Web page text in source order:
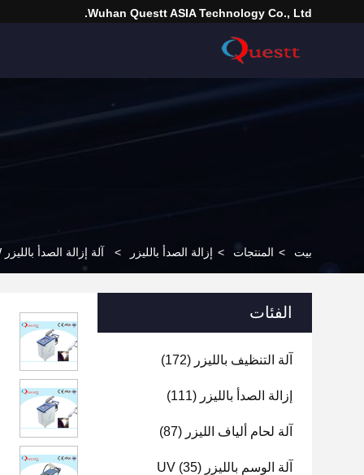
Wuhan Questt ASIA Technology Co., Ltd.
بيت > المنتجات > إزالة الصدأ بالليزر > آلة إزالة الصدأ بالليزر 200W ، معدات التنظيف بالليزر لترميم السيارة
الفئات
آلة التنظيف بالليزر (172)
إزالة الصدأ بالليزر (111)
آلة لحام ألياف الليزر (87)
آلة الوسم بالليزر UV (35)